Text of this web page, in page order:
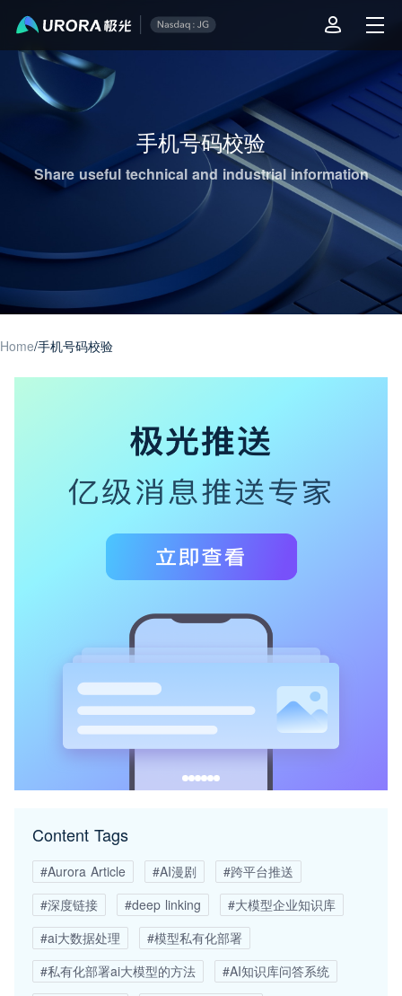
手机号码校验
Share useful technical and industrial information
Home/手机号码校验
Content Tags
#Aurora Article #AI漫剧
#跨平台推送
#深度链接
#deep linking
#大模型企业知识库
#ai大数据处理
#模型私有化部署
#私有化部署ai大模型的方法
#AI知识库问答系统